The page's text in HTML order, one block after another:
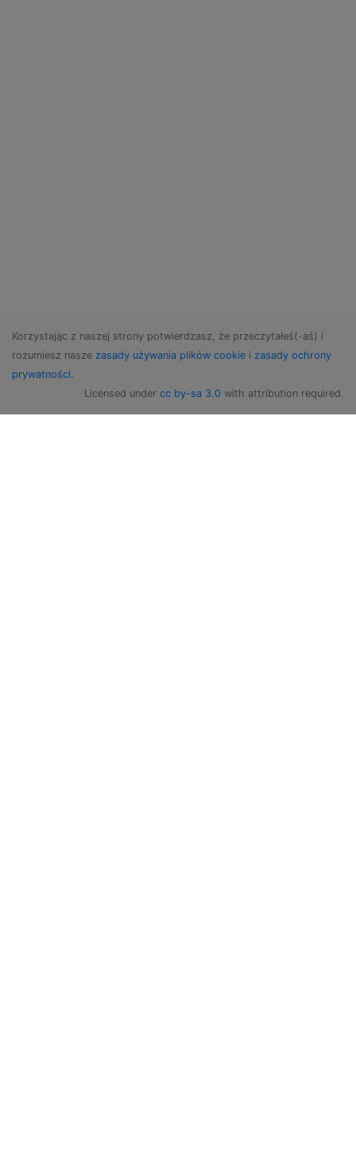
Korzystając z naszej strony potwierdzasz, że przeczytałeś(-aś) i
rozumiesz nasze zasady używania plików cookie i zasady ochrony
prywatności.
Licensed under cc by-sa 3.0 with attribution required.